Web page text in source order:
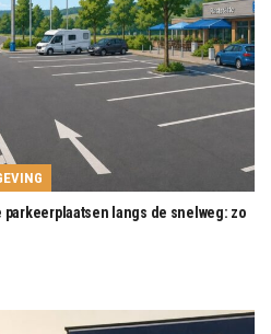
parkeerplaatsen langs de snelweg: zo